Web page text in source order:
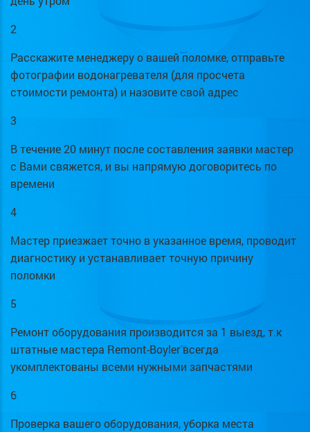
2
Расскажите менеджеру о вашей поломке, отправьте
фотографии водонагревателя (для просчета
стоимости ремонта) и назовите свой адрес
3
В течение 20 минут после составления заявки мастер
с Вами свяжется, и вы напрямую договоритесь по
времени
4
Мастер приезжает точно в указанное время, проводит
диагностику и устанавливает точную причину
поломки
5
Ремонт оборудования производится за 1 выезд, т.к
штатные мастера Remont-Boyler всегда
укомплектованы всеми нужными запчастями
6
Проверка вашего оборудования, уборка места